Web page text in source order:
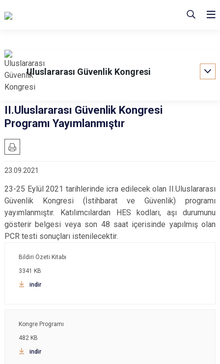
Uluslararası Güvenlik Kongresi
II.Uluslararası Güvenlik Kongresi
Programı Yayımlanmıştır
23.09.2021
23-25 Eylül 2021 tarihlerinde icra edilecek olan II.Uluslararası
Güvenlik Kongresi (İstihbarat ve Güvenlik) programı
yayımlanmıştır. Katılımcılardan HES kodları, aşı durumunu
gösterir belgesi veya son 48 saat içerisinde yapılmış olan
PCR testi sonuçları istenilecektir.
Bildiri Özeti Kitabı
3341 KB
indir
Kongre Programı
482 KB
indir